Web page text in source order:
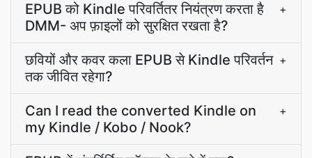
EPUB को Kindle परिवर्तितर नियंत्रण करता है
DMM- अप फ़ाइलों को सुरक्षित रखता है?
+
छवियों और कवर कला EPUB से Kindle परिवर्तन
तक जीवित रहेगा?
+
Can I read the converted Kindle on
my Kindle / Kobo / Nook?
+